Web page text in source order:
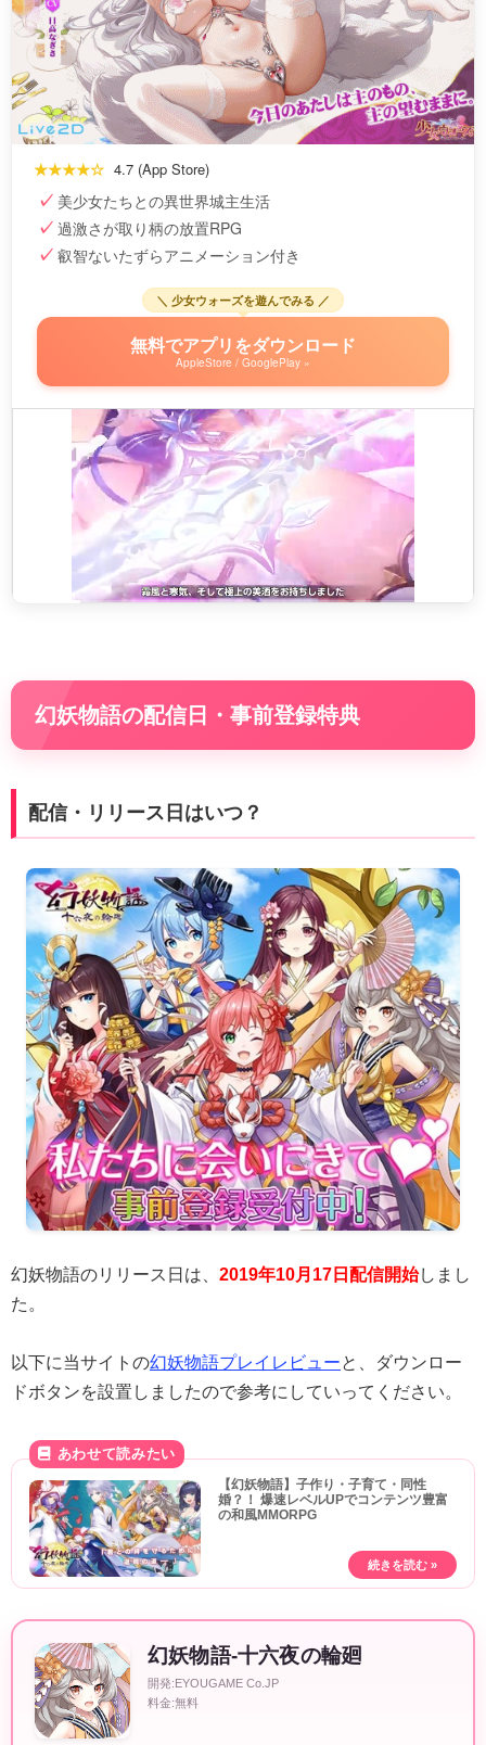
★★★★☆
美少女たちとの異世界城主生活
過激さが取り柄の放置RPG
叡智ないたずらアニメーション付き
＼ 少女ウォーズを遊んでみる ／
無料でアプリをダウンロード
AppleStore / GooglePlay »
幻妖物語の配信日・事前登録特典
配信・リリース日はいつ？
幻妖物語のリリース日は、 2019年10月17日配信開始 しまし
た。
以下に当サイトの 幻妖物語プレイレビュー
と、ダウンロー
ドボタンを設置しましたので参考にしていってください。
【幻妖物語】子作り・子育て・同性
婚？！ 爆速レベルUPでコンテンツ豊富
の和風MMORPG
幻妖物語-十六夜の輪廻
料金:無料